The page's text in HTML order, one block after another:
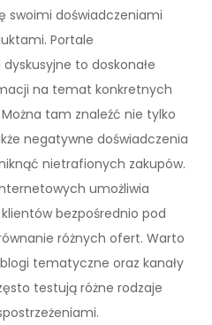
swoimi doświadczeniami
Portale
to doskonałe
na temat konkretnych
tam znaleźć nie tylko
negatywne doświadczenia
nietrafionych zakupów.
umożliwia
bezpośrednio pod
różnych ofert. Warto
tematyczne oraz kanały
testują różne rodzaje